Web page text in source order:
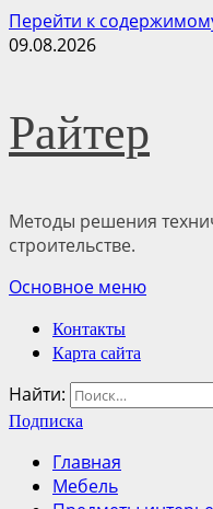
Перейти к
09.08.2026
Райтер
Методы решения
строительстве.
Основное меню
Контакты
Карта сайта
Найти:
Подписка
Главная
Мебель